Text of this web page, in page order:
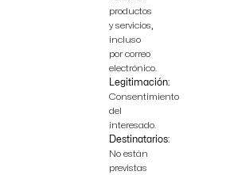
productos
y servicios,
incluso
por correo
electrónico.
Legitimación:
Consentimiento
del
interesado.
Destinatarios:
No están
previstas